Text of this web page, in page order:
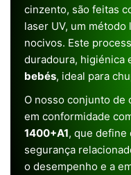
cinzento, são feitas
laser UV, um
nocivos. Este
duradoura, higiénica
bebés, ideal para
O nosso conjunto de
em conformidade
1400+A1, que define
segurança
o desempenho e a